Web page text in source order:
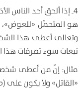
4ـ إذا ألحق أحد الناس
هو المتحمّل
وتعالى أعطى هذا
تبعات سوء تصرفات هذا
مثال: إنّ من أعطى
«القاتل» ولا يكون